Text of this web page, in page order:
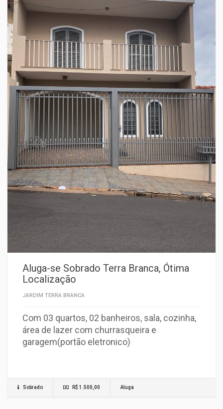
Aluga-se Sobrado Terra Branca, Ótima
Localização
JARDIM TERRA BRANCA
Com 03 quartos, 02 banheiros, sala, cozinha,
área de lazer com churrasqueira e
garagem(portão eletronico)
Sobrado R$ 1.500,00 Aluga